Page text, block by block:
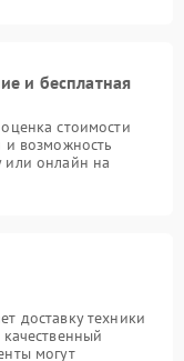
и бесплатная
стоимости
и возможность
или онлайн на
доставку техники
могут